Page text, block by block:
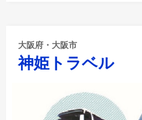
大阪府・大阪市
神姫トラベル